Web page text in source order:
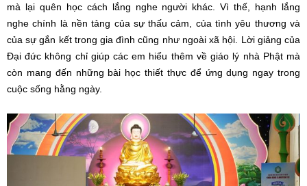
mà lại quên học cách lắng nghe người khác. Vì thế, hạnh lắng
nghe chính là nền tảng của sự thấu cảm, của tình yêu thương và
của sự gắn kết trong gia đình cũng như ngoài xã hội. Lời giảng của
Đại đức không chỉ giúp các em hiểu thêm về giáo lý nhà Phật mà
còn mang đến những bài học thiết thực để ứng dụng ngay trong
cuộc sống hằng ngày.